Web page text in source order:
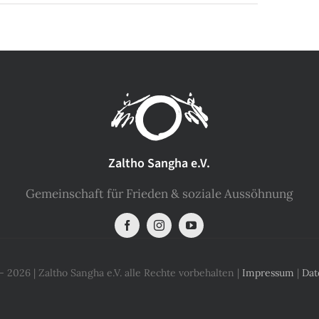
Zaltho Sangha e.V.
Gemeinschaft für Frieden & soziale Aussöhnung
| Zaltho Sangha e.V. alle Rechte vorbehalten | Impressum |